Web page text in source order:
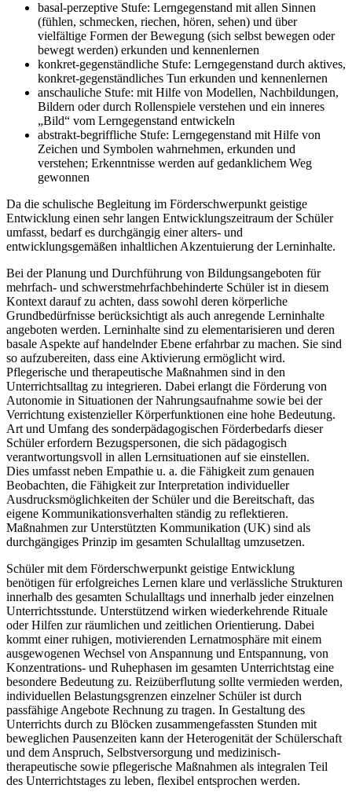
basal-perzeptive Stufe: Lerngegenstand mit allen Sinnen
(fühlen, schmecken, riechen, hören, sehen) und über
vielfältige Formen der Bewegung (sich selbst bewegen oder
bewegt werden) erkunden und kennenlernen
konkret-gegenständliche Stufe: Lerngegenstand durch aktives,
konkret-gegenständliches Tun erkunden und kennenlernen
anschauliche Stufe: mit Hilfe von Modellen, Nachbildungen,
Bildern oder durch Rollenspiele verstehen und ein inneres
„Bild“ vom Lerngegenstand entwickeln
abstrakt-begriffliche Stufe: Lerngegenstand mit Hilfe von
Zeichen und Symbolen wahrnehmen, erkunden und
verstehen; Erkenntnisse werden auf gedanklichem Weg
gewonnen
Da die schulische Begleitung im Förderschwerpunkt geistige
Entwicklung einen sehr langen Entwicklungszeitraum der Schüler
umfasst, bedarf es durchgängig einer alters- und
entwicklungsgemäßen inhaltlichen Akzentuierung der Lerninhalte.
Bei der Planung und Durchführung von Bildungsangeboten für
mehrfach- und schwerstmehrfachbehinderte Schüler ist in diesem
Kontext darauf zu achten, dass sowohl deren körperliche
Grundbedürfnisse berücksichtigt als auch anregende Lerninhalte
angeboten werden. Lerninhalte sind zu elementarisieren und deren
basale Aspekte auf handelnder Ebene erfahrbar zu machen. Sie sind
so aufzubereiten, dass eine Aktivierung ermöglicht wird.
Pflegerische und therapeutische Maßnahmen sind in den
Unterrichtsalltag zu integrieren. Dabei erlangt die Förderung von
Autonomie in Situationen der Nahrungsaufnahme sowie bei der
Verrichtung existenzieller Körperfunktionen eine hohe Bedeutung.
Art und Umfang des sonderpädagogischen Förderbedarfs dieser
Schüler erfordern Bezugspersonen, die sich pädagogisch
verantwortungsvoll in allen Lernsituationen auf sie einstellen.
Dies umfasst neben Empathie u. a. die Fähigkeit zum genauen
Beobachten, die Fähigkeit zur Interpretation individueller
Ausdrucksmöglichkeiten der Schüler und die Bereitschaft, das
eigene Kommunikationsverhalten ständig zu reflektieren.
Maßnahmen zur Unterstützten Kommunikation (UK) sind als
durchgängiges Prinzip im gesamten Schulalltag umzusetzen.
Schüler mit dem Förderschwerpunkt geistige Entwicklung
benötigen für erfolgreiches Lernen klare und verlässliche Strukturen
innerhalb des gesamten Schulalltags und innerhalb jeder einzelnen
Unterrichtsstunde. Unterstützend wirken wiederkehrende Rituale
oder Hilfen zur räumlichen und zeitlichen Orientierung. Dabei
kommt einer ruhigen, motivierenden Lernatmosphäre mit einem
ausgewogenen Wechsel von Anspannung und Entspannung, von
Konzentrations- und Ruhephasen im gesamten Unterrichtstag eine
besondere Bedeutung zu. Reizüberflutung sollte vermieden werden,
individuellen Belastungsgrenzen einzelner Schüler ist durch
passfähige Angebote Rechnung zu tragen. In Gestaltung des
Unterrichts durch zu Blöcken zusammengefassten Stunden mit
beweglichen Pausenzeiten kann der Heterogenität der Schülerschaft
und dem Anspruch, Selbstversorgung und medizinisch-
therapeutische sowie pflegerische Maßnahmen als integralen Teil
des Unterrichtstages zu leben, flexibel entsprochen werden.